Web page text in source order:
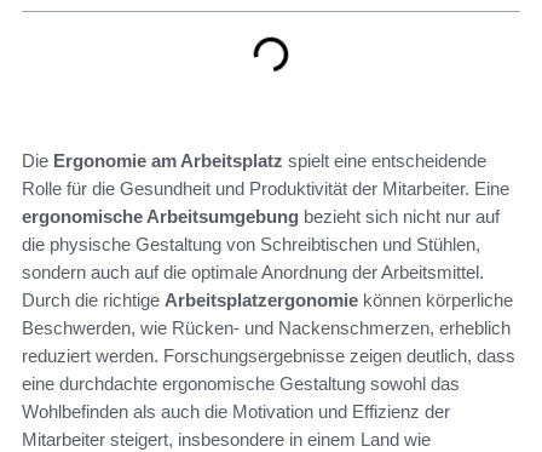
Die Ergonomie am Arbeitsplatz spielt eine entscheidende
Rolle für die Gesundheit und Produktivität der Mitarbeiter. Eine
ergonomische Arbeitsumgebung bezieht sich nicht nur auf
die physische Gestaltung von Schreibtischen und Stühlen,
sondern auch auf die optimale Anordnung der Arbeitsmittel.
Durch die richtige Arbeitsplatzergonomie können körperliche
Beschwerden, wie Rücken- und Nackenschmerzen, erheblich
reduziert werden. Forschungsergebnisse zeigen deutlich, dass
eine durchdachte ergonomische Gestaltung sowohl das
Wohlbefinden als auch die Motivation und Effizienz der
Mitarbeiter steigert, insbesondere in einem Land wie